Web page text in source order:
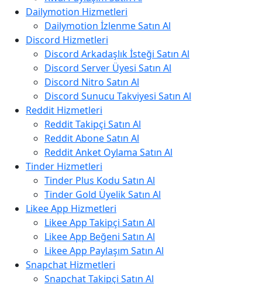
Dailymotion Hizmetleri
Dailymotion İzlenme Satın Al
Discord Hizmetleri
Discord Arkadaşlık İsteği Satın Al
Discord Server Üyesi Satın Al
Discord Nitro Satın Al
Discord Sunucu Takviyesi Satın Al
Reddit Hizmetleri
Reddit Takipçi Satın Al
Reddit Abone Satın Al
Reddit Anket Oylama Satın Al
Tinder Hizmetleri
Tinder Plus Kodu Satın Al
Tinder Gold Üyelik Satın Al
Likee App Hizmetleri
Likee App Takipçi Satın Al
Likee App Beğeni Satın Al
Likee App Paylaşım Satın Al
Snapchat Hizmetleri
Snapchat Takipçi Satın Al